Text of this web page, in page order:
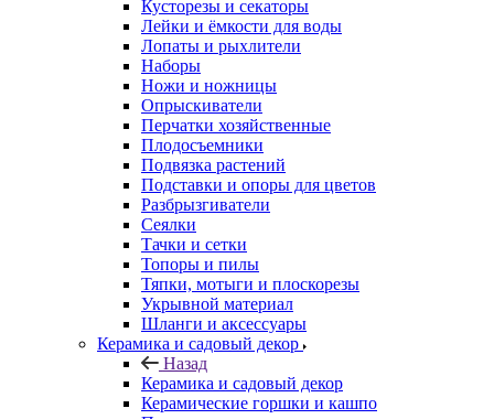
Кусторезы и секаторы
Лейки и ёмкости для воды
Лопаты и рыхлители
Наборы
Ножи и ножницы
Опрыскиватели
Перчатки хозяйственные
Плодосъемники
Подвязка растений
Подставки и опоры для цветов
Разбрызгиватели
Сеялки
Тачки и сетки
Топоры и пилы
Тяпки, мотыги и плоскорезы
Укрывной материал
Шланги и аксессуары
Керамика и садовый декор
Назад
Керамика и садовый декор
Керамические горшки и кашпо